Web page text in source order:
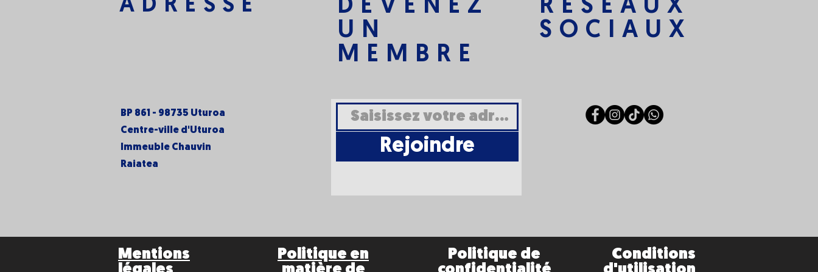
ADRESSE
BP 861 - 98735 Uturoa
Centre-ville d'Uturoa
Immeuble Chauvin
Raiatea
DEVENEZ
UN
MEMBRE
Rejoindre
RÉSEAUX
SOCIAUX
Mentions
Politique en
Politique de
Conditions